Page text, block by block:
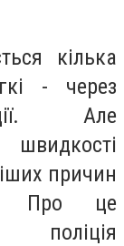
кілька
- через
Але
швидкості
причин
Про це
поліція